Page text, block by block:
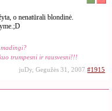
o nenatūrali blondinė.
trumpesni ir rausvesni!!!
juDy, Gegužės 31, 2007#1915